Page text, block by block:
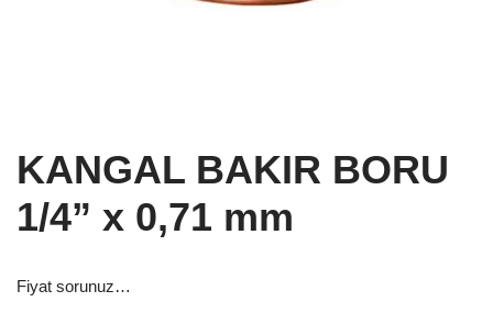
KANGAL BAKIR BORU
1/4” x 0,71 mm
Fiyat sorunuz…